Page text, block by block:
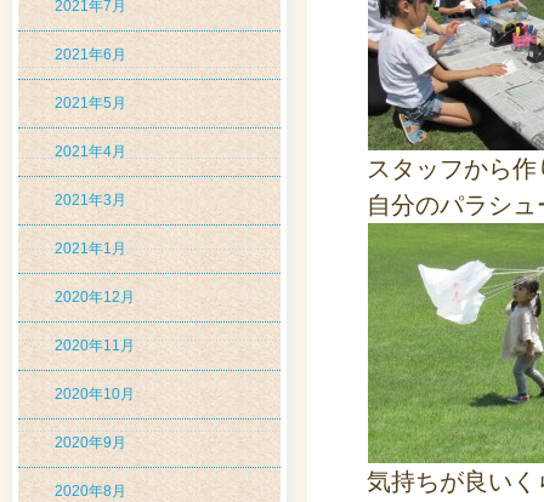
2021年7月
2021年6月
2021年5月
2021年4月
2021年3月
2021年1月
2020年12月
2020年11月
2020年10月
2020年9月
2020年8月
スタッフから
自分のパラシ
気持ちが良い